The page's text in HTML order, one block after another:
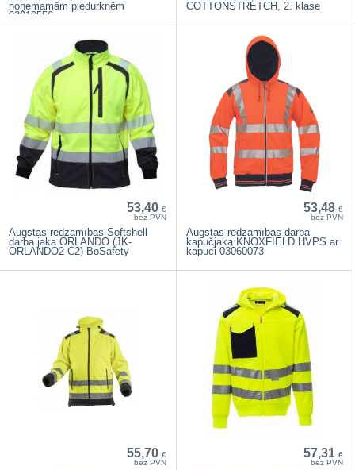
noņemamām piedurknēm
03010556
COTTONSTRETCH, 2. klase
53,40 €
bez PVN
Augstas redzamības Softshell
darba jaka ORLANDO (JK-
ORLANDO2-C2) BoSafety
53,48 €
bez PVN
Augstas redzamības darba
kapučjaka KNOXFIELD HVPS ar
kapuci 03060073
55,70 €
bez PVN
57,31 €
bez PVN